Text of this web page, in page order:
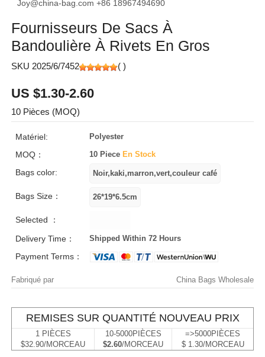
Joy@china-bag.com +86 18967494690
Fournisseurs De Sacs À
Bandoulière À Rivets En Gros
SKU 2025/6/7452 ( )
US $1.30-2.60
10 Pièces (MOQ)
Matériel: Polyester
MOQ： 10 Piece En Stock
Bags color:
Bags Size：
Selected ：
Delivery Time：
Shipped Within 72 Hours
Payment Terms：
Fabriqué par China Bags Wholesale
REMISES SUR QUANTITÉ NOUVEAU PRIX
1 PIÈCES
$32.90/MORCEAU
10-5000PIÈCES
$2.60/MORCEAU
=>5000PIÈCES
$ 1.30/MORCEAU